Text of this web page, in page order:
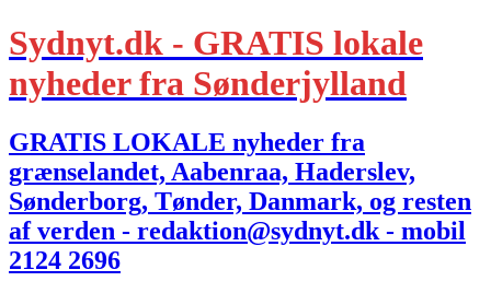
Sydnyt.dk - GRATIS lokale
nyheder fra Sønderjylland
GRATIS LOKALE nyheder fra
grænselandet, Aabenraa, Haderslev,
Sønderborg, Tønder, Danmark, og resten
af verden - redaktion@sydnyt.dk - mobil
2124 2696